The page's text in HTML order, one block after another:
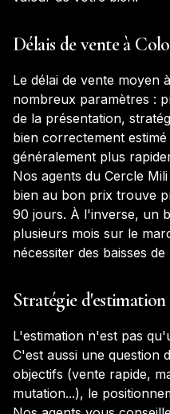
Délais de vente à
Le délai de vente moyen à
nombreux paramètres :
de la présentation,
bien correctement
généralement plus
Nos agents du Cercle
bien au bon prix trouve
90 jours. À l'inverse, un
plusieurs mois sur le
nécessiter des baisses
Stratégie d'estimation
L'estimation n'est pas
C'est aussi une question
objectifs (vente rapide,
mutation...), le